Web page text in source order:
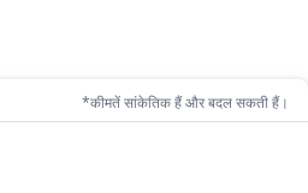
*कीमतें सांकेतिक हैं और बदल सकती हैं।